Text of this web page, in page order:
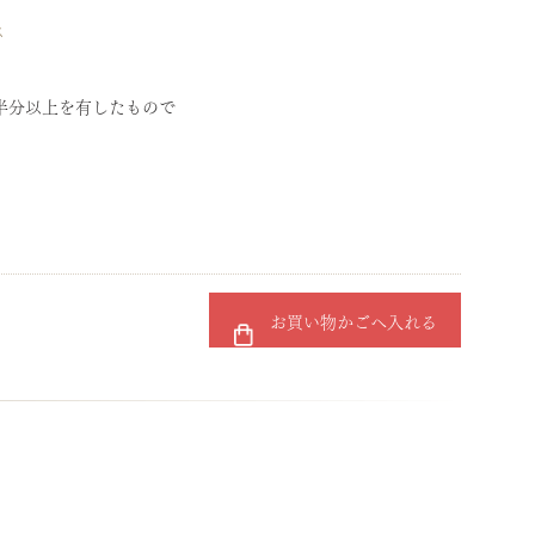
以上を有したもので
お買い物かごへ入れる